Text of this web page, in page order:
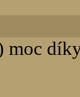
moc